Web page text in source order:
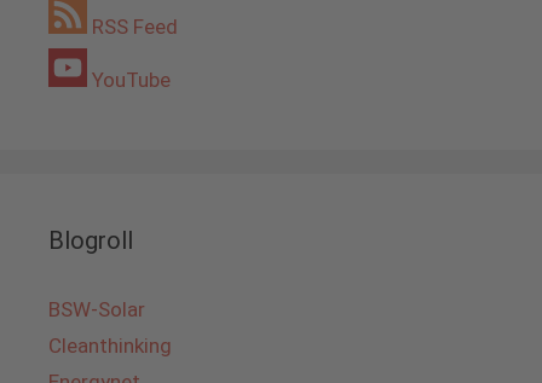
RSS Feed
YouTube
Blogroll
BSW-Solar
Cleanthinking